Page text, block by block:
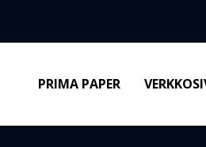
PRIMA PAPER